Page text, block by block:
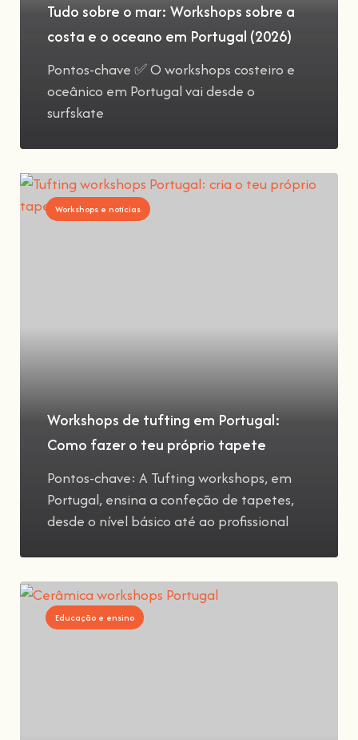
Tudo sobre o mar: Workshops sobre a
costa e o oceano em Portugal (2026)
Pontos-chave ✅ O workshops costeiro e
oceânico em Portugal vai desde o
surfskate
Workshops e notícias
Workshops de tufting em Portugal:
Como fazer o teu próprio tapete
Pontos-chave: A Tufting workshops, em
Portugal, ensina a confeção de tapetes,
desde o nível básico até ao profissional
Educação e ensino